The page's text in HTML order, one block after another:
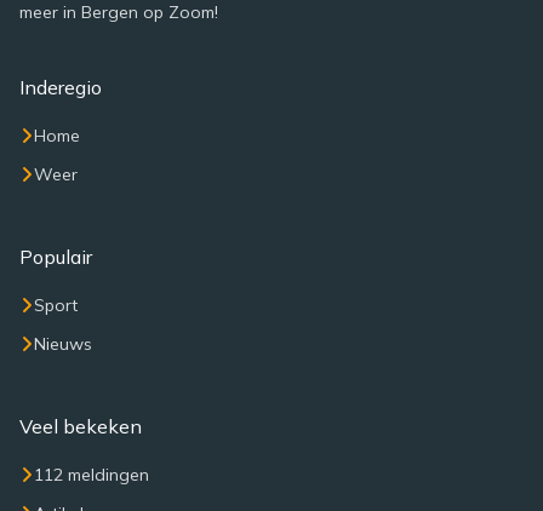
meer in Bergen op Zoom!
Inderegio
Home
Weer
Populair
Sport
Nieuws
Veel bekeken
112 meldingen